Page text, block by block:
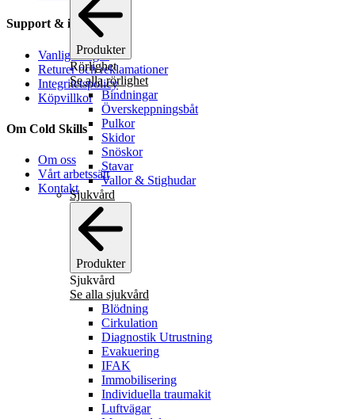
Produkter
Rörlighet
Se alla rörlighet
Bindningar
Överskeppningsbåt
Pulkor
Skidor
Snöskor
Stavar
Vallor & Stighudar
Sjukvård
Produkter
Sjukvård
Se alla sjukvård
Blödning
Cirkulation
Diagnostik Utrustning
Evakuering
IFAK
Immobilisering
Individuella traumakit
Luftvägar
Support & information
Vanliga frågor
Returer och reklamationer
Integritetspolicy
Köpvillkor
Om Cold Skills
Om oss
Vårt arbetssätt
Kontakt